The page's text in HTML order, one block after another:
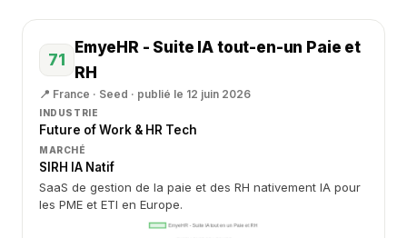
71
EmyeHR - Suite IA tout-en-un Paie et
RH
📍 France · Seed · publié le 12 juin 2026
INDUSTRIE
Future of Work & HR Tech
MARCHÉ
SIRH IA Natif
SaaS de gestion de la paie et des RH nativement IA pour
les PME et ETI en Europe.